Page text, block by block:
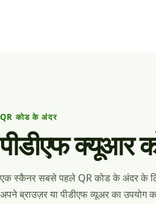
QR कोड के अंदर
पीडीएफ क्यूआर
एक स्कैनर सबसे पहले QR कोड के अंदर के
अपने ब्राउज़र या पीडीएफ व्यूअर का उपयोग